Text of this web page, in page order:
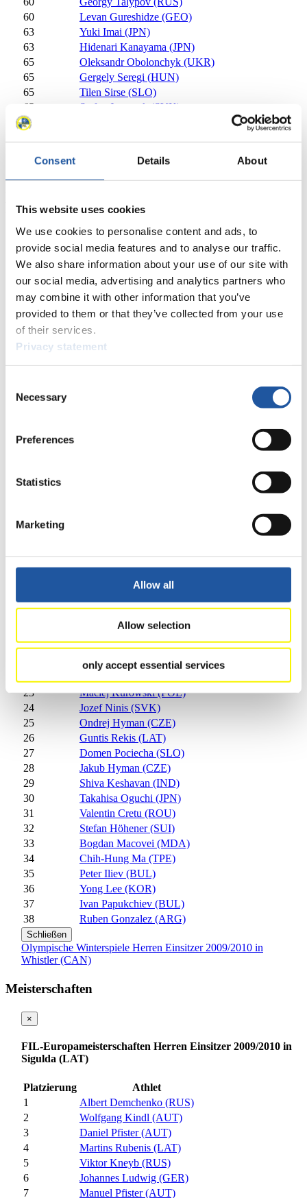
Consent Details About
This website uses cookies
We use cookies to personalise content and ads, to
provide social media features and to analyse our traffic.
We also share information about your use of our site with
our social media, advertising and analytics partners who
may combine it with other information that you’ve
provided to them or that they’ve collected from your use
of their services.
Privacy statement
Selection
Necessary
Preferences
Statistics
Marketing
Allow all
Allow selection
only accept essential services
60
Levan Gureshidze (GEO)
63
Yuki Imai (JPN)
63
Hidenari Kanayama (JPN)
65
Oleksandr Obolonchyk (UKR)
65
Gergely Seregi (HUN)
65
Tilen Sirse (SLO)
65
Stefan Jasencak (SVK)
65
Viessmann-Weltcup Herren Einsitzer 2009/2010
Winterspiele seit 2002
Olympische Spiele
×
Olympische Winterspiele Herren Einsitzer 2009/2010 in
Whistler (CAN)
Platzierung
6
9
12
14
Jeff Christie (CAN)
Adam Rosen (GBR)
17
David Mair (ITA)
Stepan Fedorov (RUS)
20
Ian Cockerline (CAN)
Reinhold Rainer (ITA)
23
Maciej Kurowski (POL)
24
Jozef Ninis (SVK)
25
Ondrej Hyman (CZE)
26
Guntis Rekis (LAT)
27
Domen Pociecha (SLO)
28
Jakub Hyman (CZE)
29
Shiva Keshavan (IND)
30
Takahisa Oguchi (JPN)
31
Valentin Cretu (ROU)
32
Stefan Höhener (SUI)
33
Bogdan Macovei (MDA)
34
Chih-Hung Ma (TPE)
35
Peter Iliev (BUL)
36
Yong Lee (KOR)
37
Ivan Papukchiev (BUL)
38
Ruben Gonzalez (ARG)
Schließen
Olympische Winterspiele Herren Einsitzer 2009/2010 in
Whistler (CAN)
Meisterschaften
×
FIL-Europameisterschaften Herren Einsitzer 2009/2010 in
Sigulda (LAT)
Platzierung
Athlet
1
Albert Demchenko (RUS)
2
Wolfgang Kindl (AUT)
3
Daniel Pfister (AUT)
4
Martins Rubenis (LAT)
5
Viktor Kneyb (RUS)
6
Johannes Ludwig (GER)
7
Manuel Pfister (AUT)